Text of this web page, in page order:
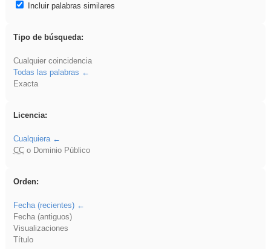
Incluir palabras similares
Tipo de búsqueda:
Cualquier coincidencia
Todas las palabras
Exacta
Licencia:
Cualquiera
CCo Dominio Público
Orden:
Fecha (recientes)
Fecha (antiguos)
Visualizaciones
Título